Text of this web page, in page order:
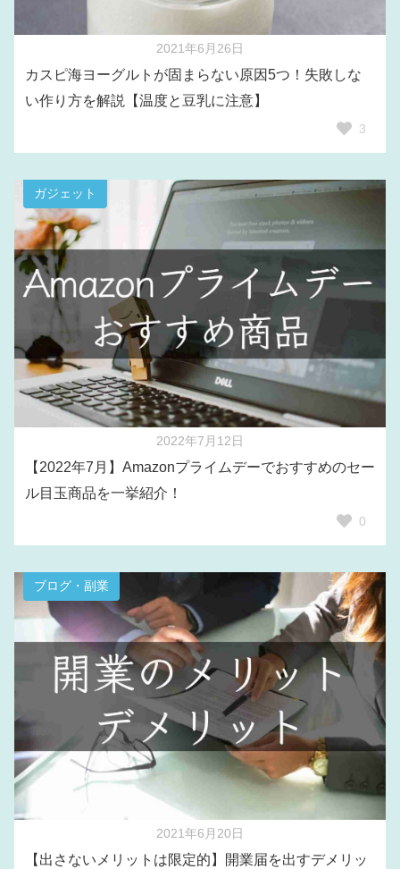
2021年6月26日
カスピ海ヨーグルトが固まらない原因5つ！失敗しな
い作り方を解説【温度と豆乳に注意】
3
ガジェット
2022年7月12日
【2022年7月】Amazonプライムデーでおすすめのセー
ル目玉商品を一挙紹介！
0
ブログ・副業
2021年6月20日
【出さないメリットは限定的】開業届を出すデメリッ